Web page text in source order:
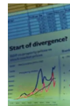
セク
米国市場
予想